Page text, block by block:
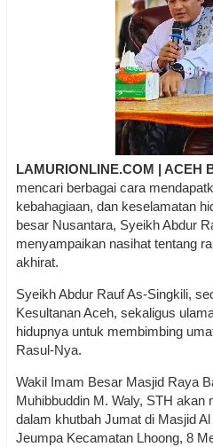
LAMURIONLINE.COM | ACEH
mencari berbagai cara
kebahagiaan, dan keselamatan
besar Nusantara, Syeikh Abdur
menyampaikan nasihat tentang
akhirat.
Syeikh Abdur Rauf As-Singkili,
Kesultanan Aceh, sekaligus
hidupnya untuk membimbing
Rasul-Nya.
Wakil Imam Besar Masjid Raya
Muhibbuddin M. Waly, STH akan
dalam khutbah Jumat di Masjid
Jeumpa Kecamatan Lhoong, 8